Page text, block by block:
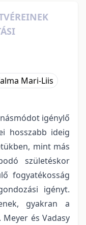
Mari-Liis
igénylő
hosszabb ideig
mint más
születéskor
fogyatékosság
igényt.
gyakran a
és Vadasy